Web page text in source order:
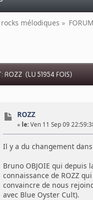
mélodiques » FORUM
ROZZ (LU 51954 FOIS)
ROZZ
« le: Ven 11 Sep 09
Il y a du changement
Bruno OBJOIE qui
connaissance de ROZZ
convaincre de nous
avec Blue Oyster Cult).